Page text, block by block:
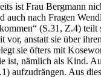
ist Frau Bergmann
nach Fragen
(S.31, Z.4)
anstatt sie über
sie öfters mit
nämlich als Kind.
aufzudrängen. Aus